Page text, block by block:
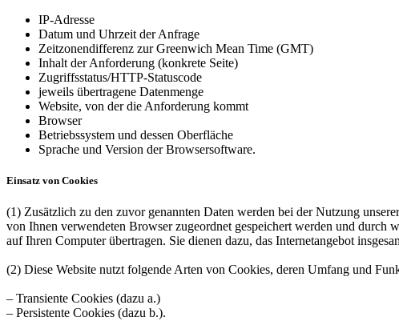
IP-Adresse
Datum und Uhrzeit der Anfrage
Zeitzonendifferenz zur Greenwich Mean Time (GMT)
Inhalt der Anforderung (konkrete Seite)
Zugriffsstatus/HTTP-Statuscode
jeweils übertragene Datenmenge
Website, von der die Anforderung kommt
Browser
Betriebssystem und dessen Oberfläche
Sprache und Version der Browsersoftware.
Einsatz von Cookies
(1) Zusätzlich zu den zuvor genannten Daten werden bei der Nutzung
von Ihnen verwendeten Browser zugeordnet gespeichert werden und durch
auf Ihren Computer übertragen. Sie dienen dazu, das Internetangebot
(2) Diese Website nutzt folgende Arten von Cookies, deren Umfang und
– Transiente Cookies (dazu a.)
– Persistente Cookies (dazu b.).